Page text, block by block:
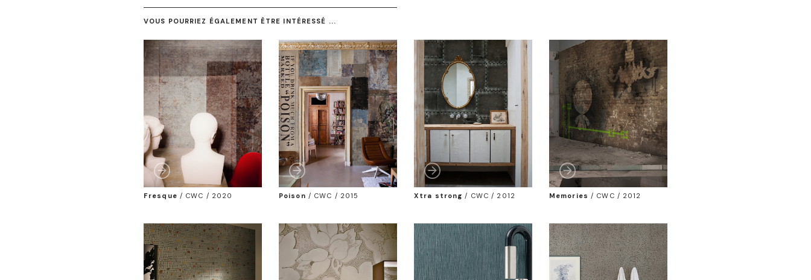
VOUS POURRIEZ ÉGALEMENT ÊTRE INTÉRESSÉ ...
Fresque / CWC / 2020 Poison / CWC / 2015 Xtra strong / CWC / 2012 Memories / CWC / 2012